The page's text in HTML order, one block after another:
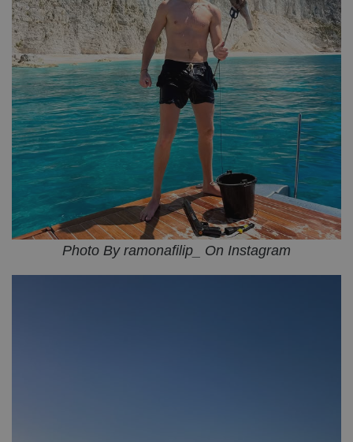
Photo By ramonafilip_ On Instagram